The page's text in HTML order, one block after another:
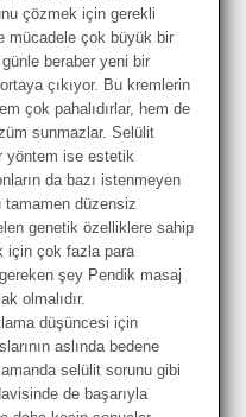
çözmek için gerekli
mücadele çok büyük bir
beraber yeni bir
çıkıyor. Bu kremlerin
çok pahalıdırlar, hem de
sunmazlar. Selülit
yöntem ise estetik
da bazı istenmeyen
düzensiz
genetik özelliklere sahip
için çok fazla para
şey Pendik masaj
olmalıdır.
düşüncesi için
aslında bedene
selülit sorunu gibi
de başarıyla